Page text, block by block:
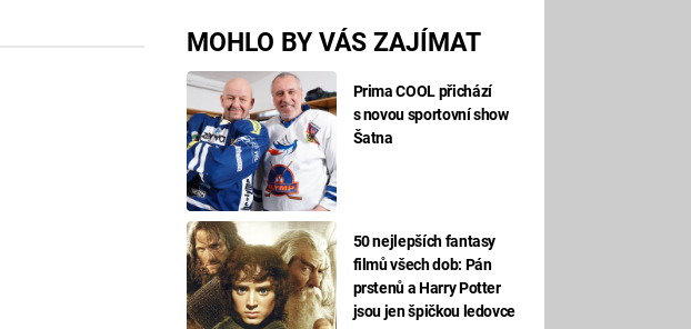
MOHLO BY VÁS ZAJÍMAT
Prima COOL přichází
s novou sportovní show
Šatna
50 nejlepších fantasy
filmů všech dob: Pán
prstenů a Harry Potter
jsou jen špičkou ledovce